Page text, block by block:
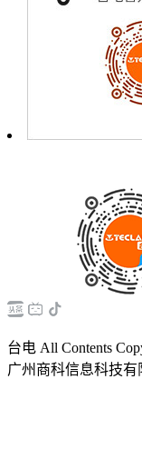
台电 All Contents
广州商科信息科技有